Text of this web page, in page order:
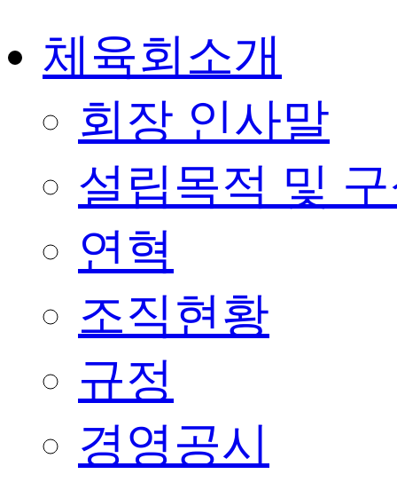
체육회소개
회장 인사말
설립목적 및
연혁
조직현황
규정
경영공시